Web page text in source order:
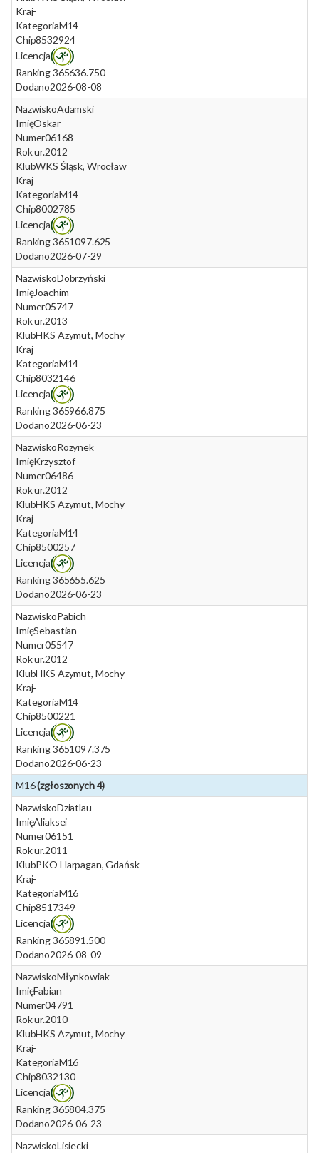
Kraj-
KategoriaM14
Chip8532924
Licencja
Ranking 365636.750
Dodano2026-08-08
NazwiskoAdamski
ImięOskar
Numer06168
Rok ur.2012
KlubWKS Śląsk, Wrocław
Kraj-
KategoriaM14
Chip8002785
Licencja
Ranking 3651097.625
Dodano2026-07-29
NazwiskoDobrzyński
ImięJoachim
Numer05747
Rok ur.2013
KlubHKS Azymut, Mochy
Kraj-
KategoriaM14
Chip8032146
Licencja
Ranking 365966.875
Dodano2026-06-23
NazwiskoRozynek
ImięKrzysztof
Numer06486
Rok ur.2012
KlubHKS Azymut, Mochy
Kraj-
KategoriaM14
Chip8500257
Licencja
Ranking 365655.625
Dodano2026-06-23
NazwiskoPabich
ImięSebastian
Numer05547
Rok ur.2012
KlubHKS Azymut, Mochy
Kraj-
KategoriaM14
Chip8500221
Licencja
Ranking 3651097.375
Dodano2026-06-23
M16(zgłoszonych 4)
NazwiskoDziatlau
ImięAliaksei
Numer06151
Rok ur.2011
KlubPKO Harpagan, Gdańsk
Kraj-
KategoriaM16
Chip8517349
Licencja
Ranking 365891.500
Dodano2026-08-09
NazwiskoMłynkowiak
ImięFabian
Numer04791
Rok ur.2010
KlubHKS Azymut, Mochy
Kraj-
KategoriaM16
Chip8032130
Licencja
Ranking 365804.375
Dodano2026-06-23
NazwiskoLisiecki